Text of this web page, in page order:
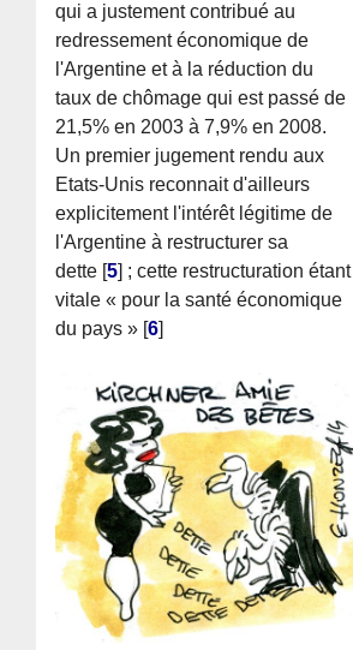
qui a justement contribué au
redressement économique de
l'Argentine et à la réduction du
taux de chômage qui est passé de
21,5% en 2003 à 7,9% en 2008.
Un premier jugement rendu aux
Etats-Unis reconnait d'ailleurs
explicitement l'intérêt légitime de
l'Argentine à restructurer sa
dette [5] ; cette restructuration étant
vitale « pour la santé économique
du pays » [6]